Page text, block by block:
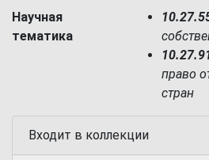
Научная
тематика
право
стран
Входит в коллекции